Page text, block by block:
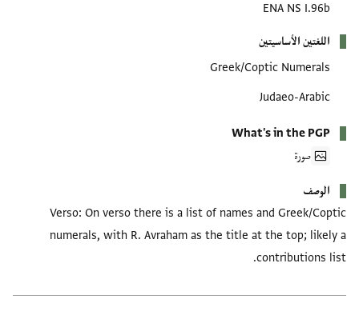
ENA NS I.96b
اللغتين الأساسيتين
Greek/Coptic Numerals
Judaeo-Arabic
What's in the PGP
صورة
الوصف
Verso: On verso there is a list of names and Greek/Coptic
numerals, with R. Avraham as the title at the top; likely a
contributions list.